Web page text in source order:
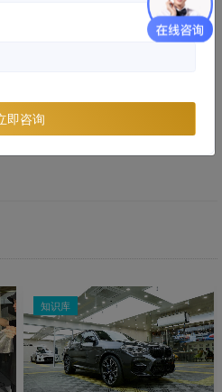
差厚度的第三代漆面保护膜。
环境和使用需求，专注高性能
服务。
知识库
即咨询